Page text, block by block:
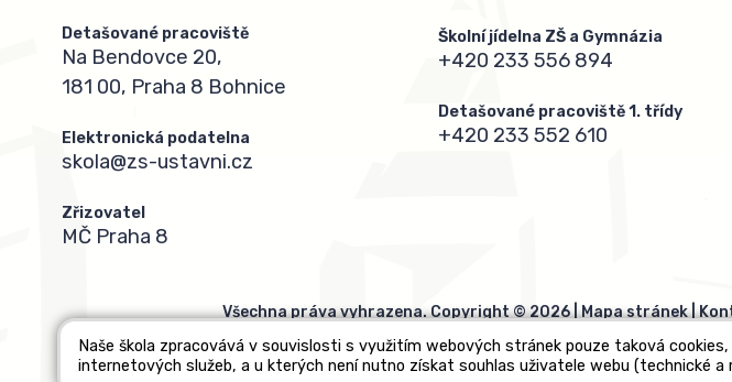
Detašované pracoviště
Na Bendovce 20,
181 00, Praha 8 Bohnice
Elektronická podatelna
skola@zs-ustavni.cz
Zřizovatel
MČ Praha 8
Školní jídelna ZŠ a Gymnázia
+420 233 556 894
Detašované pracoviště 1. třídy
+420 233 552 610
Všechna práva vyhrazena. Copyright © 2026 |Mapa stránek|
Naše škola zpracovává v souvislosti s využitím webových stránek pouze taková
internetových služeb, a u kterých není nutno získat souhlas uživatele webu (technické a